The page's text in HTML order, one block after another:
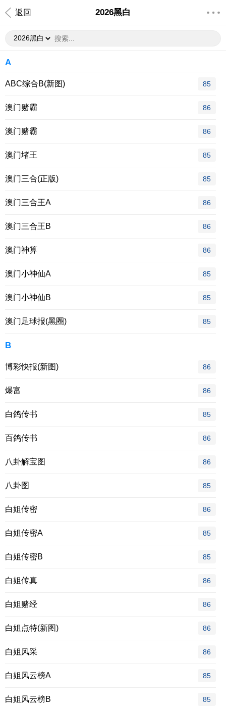
2026黑白
返回
A
ABC综合B(新图) 85
澳门赌霸 86
澳门赌霸 86
澳门堵王 85
澳门三合(正版) 85
澳门三合王A 86
澳门三合王B 86
澳门神算 86
澳门小神仙A 85
澳门小神仙B 85
澳门足球报(黑圈) 85
B
博彩快报(新图) 86
爆富 86
白鸽传书 85
百鸽传书 86
八卦解宝图 86
八卦图 85
白姐传密 86
白姐传密A 85
白姐传密B 85
白姐传真 86
白姐赌经 86
白姐点特(新图) 86
白姐风采 86
白姐风云榜A 85
白姐风云榜B 85